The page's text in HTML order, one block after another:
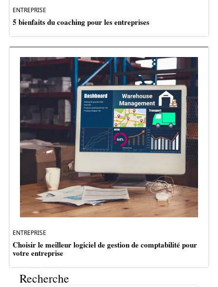
ENTREPRISE
5 bienfaits du coaching pour les entreprises
ENTREPRISE
Choisir le meilleur logiciel de gestion de comptabilité pour
votre entreprise
Recherche